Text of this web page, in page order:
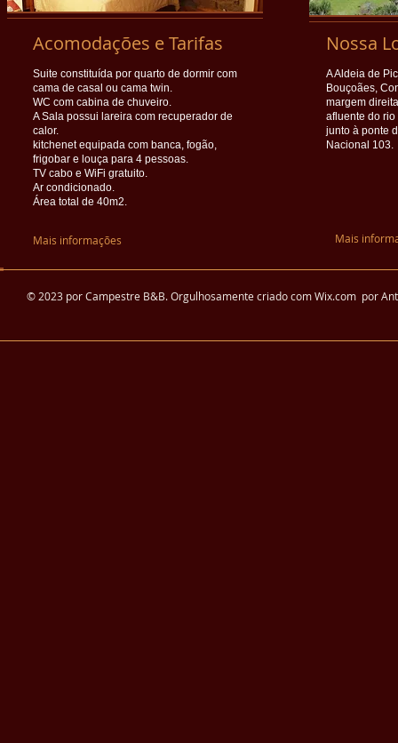
Acomodações e Tarifas
Suite constituída por quarto de dormir com
cama de casal ou cama twin.
WC com cabina de chuveiro.
A Sala possui lareira com recuperador de
calor.
kitchenet equipada com banca, fogão,
frigobar e louça para 4 pessoas.
TV cabo e WiFi gratuito.
Ar condicionado.
Área total de 40m2.
Mais informações
Nossa
A Aldeia de
Bouçoães,
margem
afluente do
junto à ponte
Nacional 103.
Mais
© 2023 por Campestre B&B. Orgulhosamente criado comWix.com por